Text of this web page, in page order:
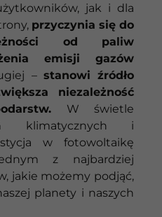
jak i dla
przyczynia się do
od paliw
emisji gazów
– stanowi źródło
niezależność
W świetle
klimatycznych i
w fotowoltaikę
z najbardziej
jakie możemy podjąć,
planety i naszych